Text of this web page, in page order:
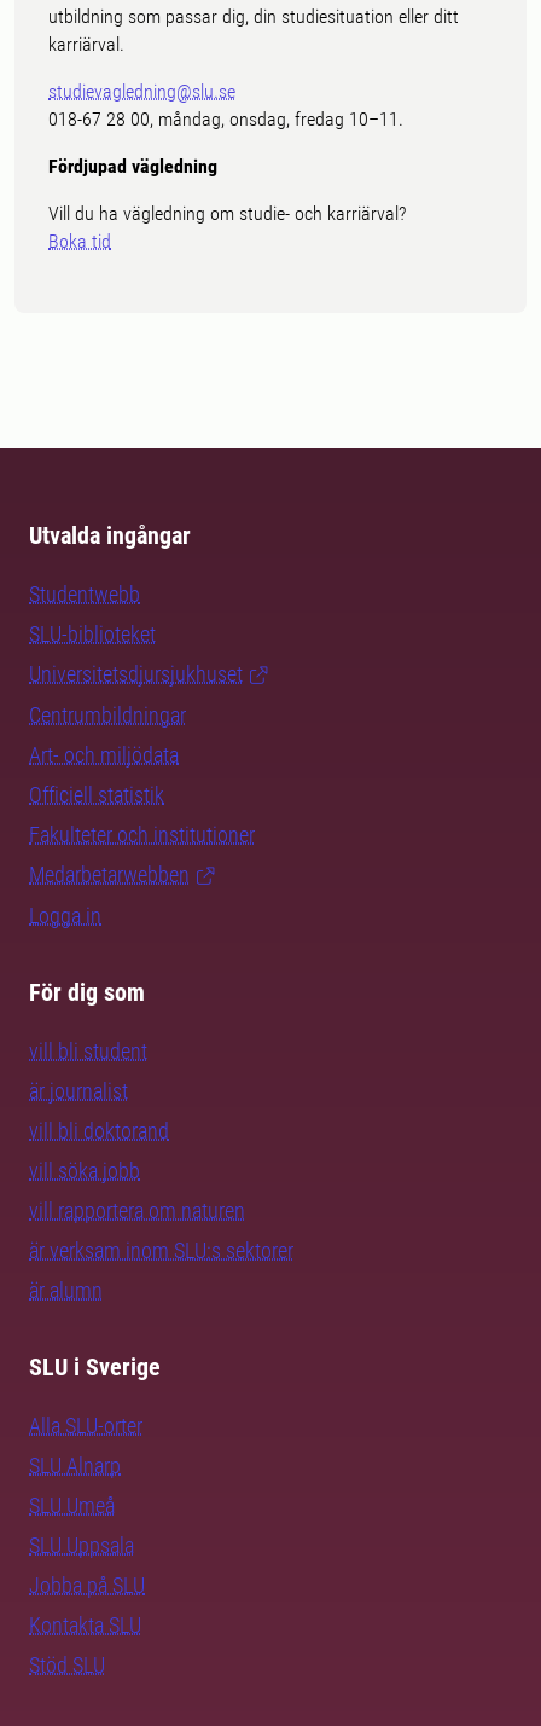
utbildning som passar dig, din studiesituation eller ditt
karriärval.
studievagledning@slu.se
018-67 28 00, måndag, onsdag, fredag 10–11.
Fördjupad vägledning
Vill du ha vägledning om studie- och karriärval?
Boka tid
Utvalda ingångar
Studentwebb
SLU-biblioteket
Universitetsdjursjukhuset
Centrumbildningar
Art- och miljödata
Officiell statistik
Fakulteter och institutioner
Medarbetarwebben
Logga in
För dig som
vill bli student
är journalist
vill bli doktorand
vill söka jobb
vill rapportera om naturen
är verksam inom SLU:s sektorer
är alumn
SLU i Sverige
Alla SLU-orter
SLU Alnarp
SLU Umeå
SLU Uppsala
Jobba på SLU
Kontakta SLU
Stöd SLU